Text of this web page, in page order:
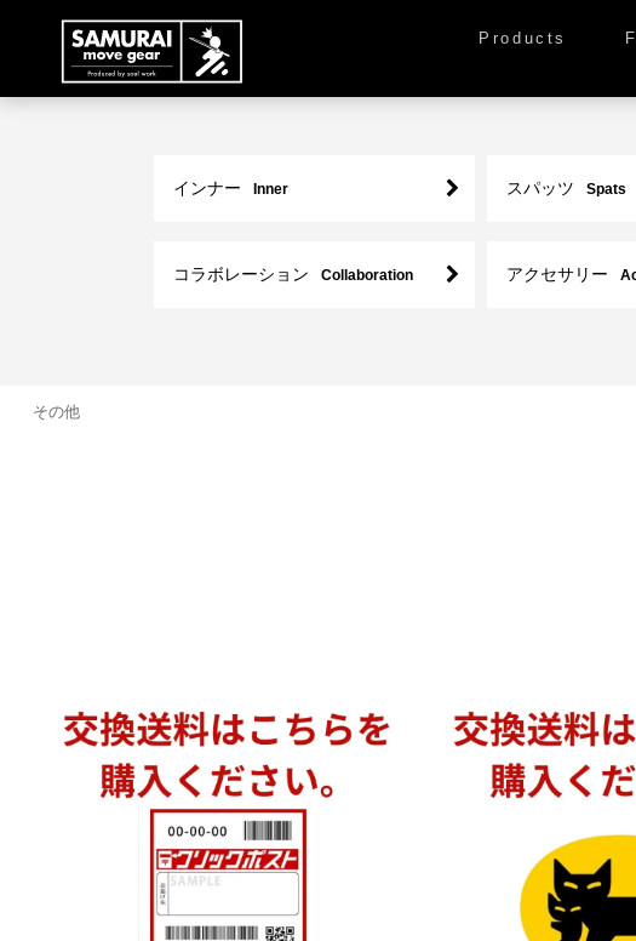
Products
インナー Inner スパッツ Spats
コラボレーション Collaboration アクセサリー
その他